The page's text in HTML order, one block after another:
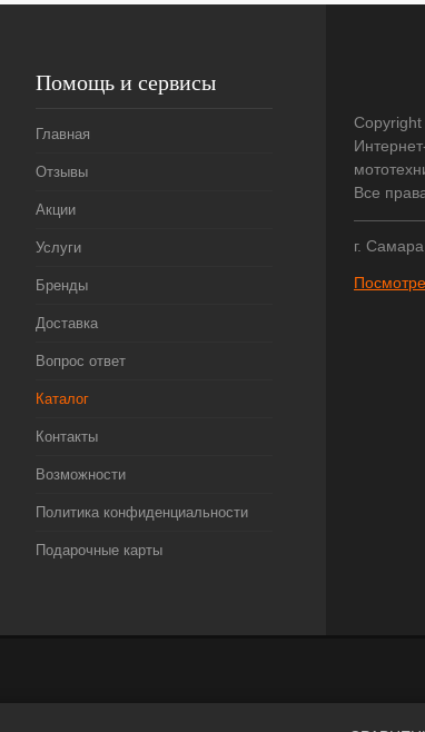
Помощь и сервисы
Главная
Отзывы
Акции
Услуги
Бренды
Доставка
Вопрос ответ
Каталог
Контакты
Возможности
Политика конфиденциальности
Подарочные карты
Все
г.